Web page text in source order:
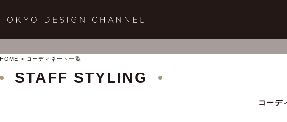
HOME コーディネート一覧
STAFF STYLING
コーデ